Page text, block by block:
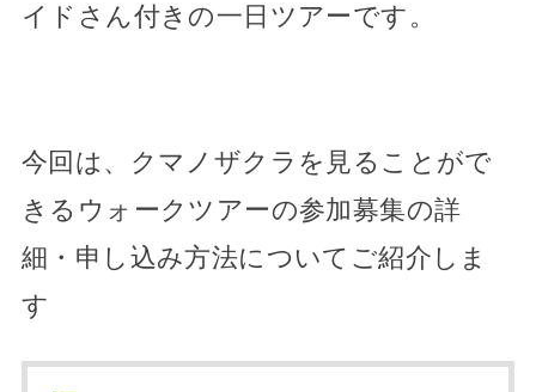
イドさん付きの一日ツアーです。
今回は、クマノザクラを見ることがで
きるウォークツアーの参加募集の詳
細・申し込み方法についてご紹介しま
す